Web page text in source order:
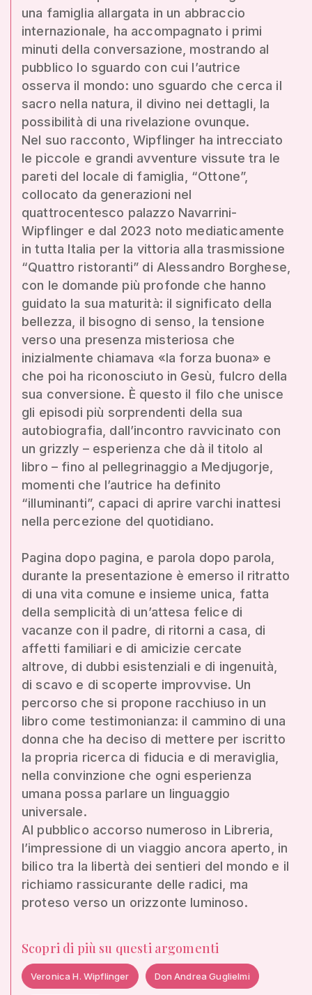
una famiglia allargata in un abbraccio
internazionale, ha accompagnato i primi
minuti della conversazione, mostrando al
pubblico lo sguardo con cui l’autrice
osserva il mondo: uno sguardo che cerca il
sacro nella natura, il divino nei dettagli, la
possibilità di una rivelazione ovunque.
Nel suo racconto, Wipflinger ha intrecciato
le piccole e grandi avventure vissute tra le
pareti del locale di famiglia, “Ottone”,
collocato da generazioni nel
quattrocentesco palazzo Navarrini-
Wipflinger e dal 2023 noto mediaticamente
in tutta Italia per la vittoria alla trasmissione
“Quattro ristoranti” di Alessandro Borghese,
con le domande più profonde che hanno
guidato la sua maturità: il significato della
bellezza, il bisogno di senso, la tensione
verso una presenza misteriosa che
inizialmente chiamava «la forza buona» e
che poi ha riconosciuto in Gesù, fulcro della
sua conversione. È questo il filo che unisce
gli episodi più sorprendenti della sua
autobiografia, dall’incontro ravvicinato con
un grizzly – esperienza che dà il titolo al
libro – fino al pellegrinaggio a Medjugorje,
momenti che l’autrice ha definito
“illuminanti”, capaci di aprire varchi inattesi
nella percezione del quotidiano.
Pagina dopo pagina, e parola dopo parola,
durante la presentazione è emerso il ritratto
di una vita comune e insieme unica, fatta
della semplicità di un’attesa felice di
vacanze con il padre, di ritorni a casa, di
affetti familiari e di amicizie cercate
altrove, di dubbi esistenziali e di ingenuità,
di scavo e di scoperte improvvise. Un
percorso che si propone racchiuso in un
libro come testimonianza: il cammino di una
donna che ha deciso di mettere per iscritto
la propria ricerca di fiducia e di meraviglia,
nella convinzione che ogni esperienza
umana possa parlare un linguaggio
universale.
Al pubblico accorso numeroso in Libreria,
l’impressione di un viaggio ancora aperto, in
bilico tra la libertà dei sentieri del mondo e il
richiamo rassicurante delle radici, ma
proteso verso un orizzonte luminoso.
Scopri di più su questi argomenti
Veronica H. Wipflinger Don Andrea Guglielmi